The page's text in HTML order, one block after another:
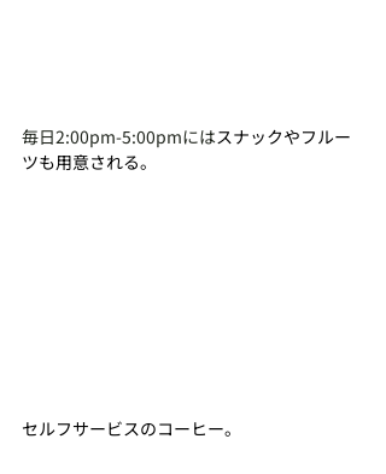
毎日2:00pm-5:00pmにはスナックやフルー
ツも用意される。
セルフサービスのコーヒー。